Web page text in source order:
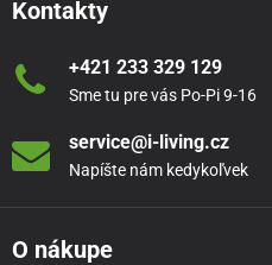
Kontakty
+421 233 329 129
Sme tu pre vás Po-Pi 9-16
service@i-living.cz
Napíšte nám kedykoľvek
O nákupe